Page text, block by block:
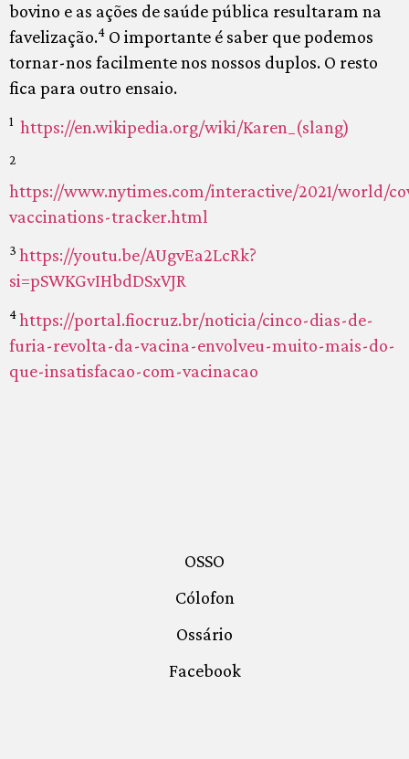
bovino e as ações de saúde pública resultaram na
favelização.4 O importante é saber que podemos
tornar-nos facilmente nos nossos duplos. O resto
fica para outro ensaio.
1 https://en.wikipedia.org/wiki/Karen_(slang)
2
https://www.nytimes.com/interactive/2021/world/
vaccinations-tracker.html
3 https://youtu.be/AUgvEa2LcRk?
si=pSWKGvIHbdDSxVJR
4https://portal.fiocruz.br/noticia/cinco-dias-de-
furia-revolta-da-vacina-envolveu-muito-mais-do-
que-insatisfacao-com-vacinacao
OSSO
Cólofon
Ossário
Facebook